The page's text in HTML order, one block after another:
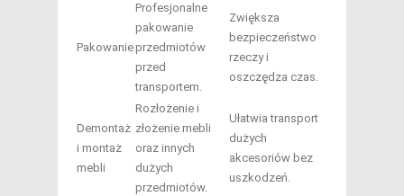
Pakowanie
Profesjonalne
pakowanie
przedmiotów
przed
transportem.
Zwiększa
bezpieczeństwo
rzeczy i
oszczędza czas.
Demontaż
i montaż
mebli
Rozłożenie i
złożenie mebli
oraz innych
dużych
przedmiotów.
Ułatwia transport
dużych
akcesoriów bez
uszkodzeń.